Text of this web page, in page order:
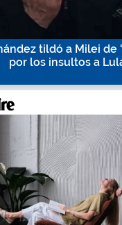
tildó a Milei de
por los insultos a